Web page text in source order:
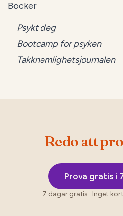
Böcker
Psykt deg
Bootcamp for psyken
Takknemlighetsjournalen
Redo att
Prova gratis i
7 dagar gratis · Inget